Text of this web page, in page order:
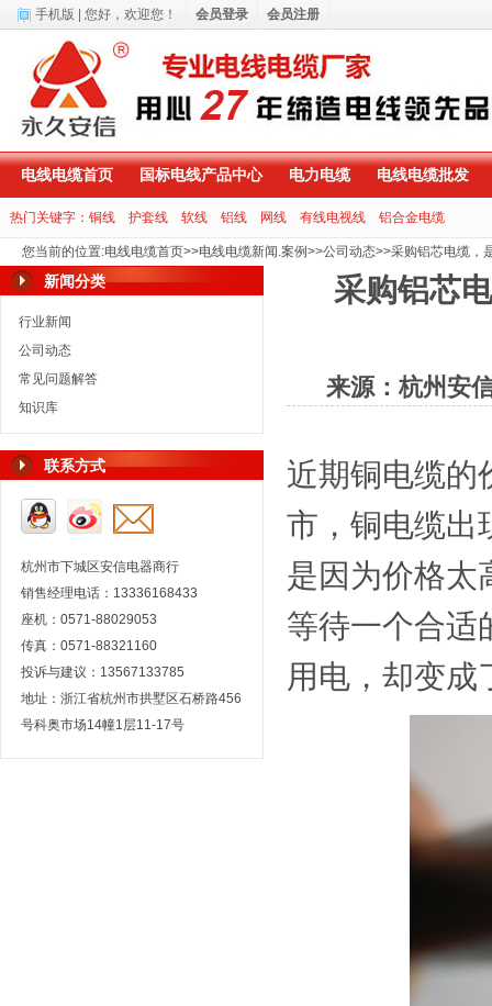
电线电缆首页 国标电线产品中心 电力电缆 电线电缆批发
热门关键字： 铜线 护套线 软线 铝线 网线 有线电视线 铝合金电缆
您当前的位置:电线电缆首页>>电线电缆新闻.案例>>公司动态>>采购铝芯电缆，
新闻分类
行业新闻
公司动态
常见问题解答
知识库
联系方式
杭州市下城区安信电器商行
销售经理电话：13336168433
座机：0571-88029053
传真：0571-88321160
投诉与建议：13567133785
地址：浙江省杭州市拱墅区石桥路456
号科奥市场14幢1层11-17号
采购铝芯
来源：杭州安
近期铜电缆的
市，铜电缆出
是因为价格太
等待一个合适
用电，却变成
手机版 | 您好， 欢迎您！ 会员登录 会员注册